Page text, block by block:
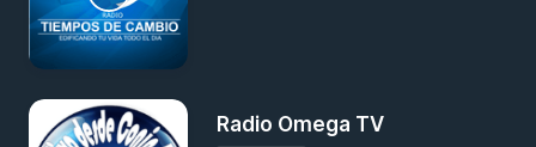
Radio Omega TV